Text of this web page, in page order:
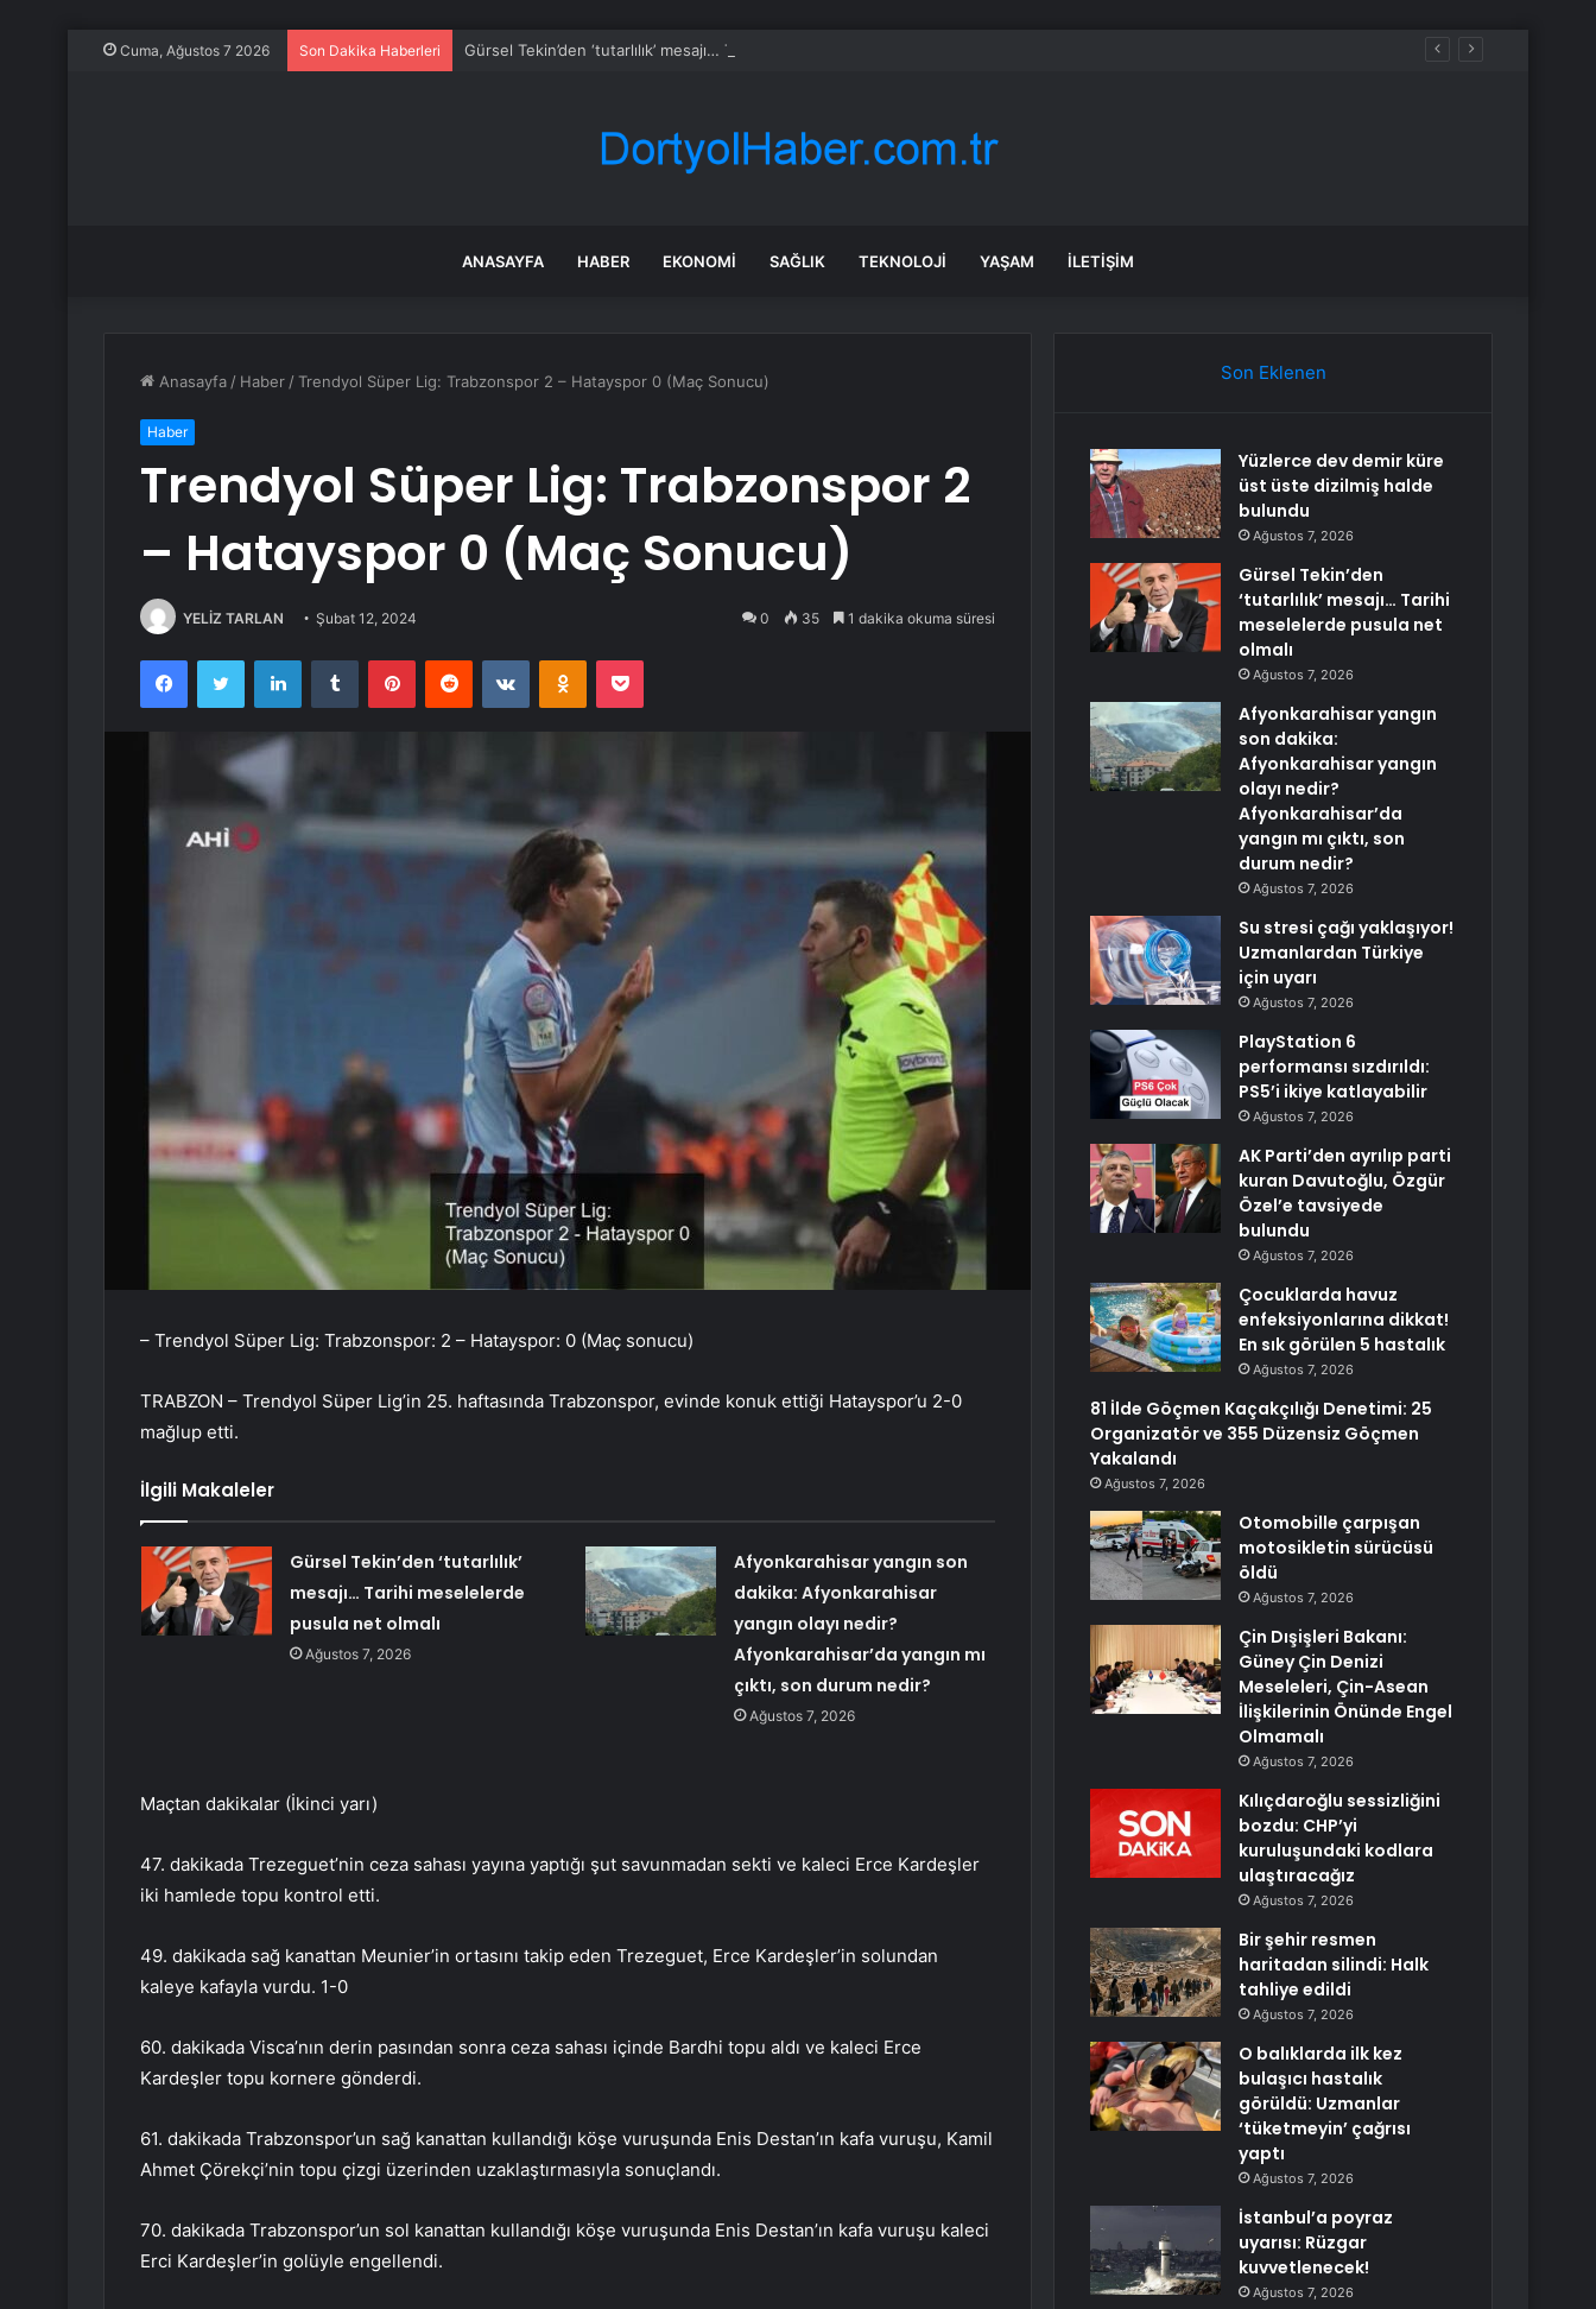
Cuma, Ağustos 7 2026 Son Dakika Haberleri Gürsel Tekin’den ‘tutarlılık’ mesajı… Tarihi meselelerde pusula net olmalı
ANASAYFA HABER EKONOMI SAĞLIK TEKNOLOJI YAŞAM İLETIŞIM
Anasayfa / Haber /Trendyol Süper Lig: Trabzonspor 2 – Hatayspor 0 (Maç Sonucu)
Haber
Trendyol Süper Lig: Trabzonspor 2
– Hatayspor 0 (Maç Sonucu)
YELİZ TARLAN Şubat 12, 2024 0 35 1 dakika okuma süresi
FacebookTwitter LinkedInTumblr PinterestReddit VKontakteOdnoklassniki
Pocket
– Trendyol Süper Lig: Trabzonspor: 2 – Hatayspor: 0 (Maç sonucu)
TRABZON – Trendyol Süper Lig’in 25. haftasında Trabzonspor, evinde konuk ettiği Hatayspor’u 2-0
mağlup etti.
İlgili Makaleler
Gürsel Tekin’den ‘tutarlılık’
mesajı… Tarihi meselelerde
pusula net olmalı
Ağustos 7, 2026
Afyonkarahisar yangın son
dakika: Afyonkarahisar
yangın olayı nedir?
Afyonkarahisar’da yangın mı
çıktı, son durum nedir?
Ağustos 7, 2026
Maçtan dakikalar (İkinci yarı)
47. dakikada Trezeguet’nin ceza sahası yayına yaptığı şut savunmadan sekti ve kaleci Erce Kardeşler
iki hamlede topu kontrol etti.
49. dakikada sağ kanattan Meunier’in ortasını takip eden Trezeguet, Erce Kardeşler’in solundan
kaleye kafayla vurdu. 1-0
60. dakikada Visca’nın derin pasından sonra ceza sahası içinde Bardhi topu aldı ve kaleci Erce
Kardeşler topu kornere gönderdi.
61. dakikada Trabzonspor’un sağ kanattan kullandığı köşe vuruşunda Enis Destan’ın kafa vuruşu, Kamil
Ahmet Çörekçi’nin topu çizgi üzerinden uzaklaştırmasıyla sonuçlandı.
70. dakikada Trabzonspor’un sol kanattan kullandığı köşe vuruşunda Enis Destan’ın kafa vuruşu kaleci
Erci Kardeşler’in golüyle engellendi.
Son Eklenen
Yüzlerce dev demir küre
üst üste dizilmiş halde
bulundu
Ağustos 7, 2026
Gürsel Tekin’den
‘tutarlılık’ mesajı… Tarihi
meselelerde pusula net
olmalı
Ağustos 7, 2026
Afyonkarahisar yangın
son dakika:
Afyonkarahisar yangın
olayı nedir?
Afyonkarahisar’da
yangın mı çıktı, son
durum nedir?
Ağustos 7, 2026
Su stresi çağı yaklaşıyor!
Uzmanlardan Türkiye
için uyarı
Ağustos 7, 2026
PlayStation 6
performansı sızdırıldı:
PS5’i ikiye katlayabilir
Ağustos 7, 2026
AK Parti’den ayrılıp parti
kuran Davutoğlu, Özgür
Özel’e tavsiyede
bulundu
Ağustos 7, 2026
Çocuklarda havuz
enfeksiyonlarına dikkat!
En sık görülen 5 hastalık
Ağustos 7, 2026
81 İlde Göçmen Kaçakçılığı Denetimi: 25
Organizatör ve 355 Düzensiz Göçmen
Yakalandı
Ağustos 7, 2026
Otomobille çarpışan
motosikletin sürücüsü
öldü
Ağustos 7, 2026
Çin Dışişleri Bakanı:
Güney Çin Denizi
Meseleleri, Çin-Asean
İlişkilerinin Önünde Engel
Olmamalı
Ağustos 7, 2026
Kılıçdaroğlu sessizliğini
bozdu: CHP’yi
kuruluşundaki kodlara
ulaştıracağız
Ağustos 7, 2026
Bir şehir resmen
haritadan silindi: Halk
tahliye edildi
Ağustos 7, 2026
O balıklarda ilk kez
bulaşıcı hastalık
görüldü: Uzmanlar
‘tüketmeyin’ çağrısı
yaptı
Ağustos 7, 2026
İstanbul’a poyraz
uyarısı: Rüzgar
kuvvetlenecek!
Ağustos 7, 2026